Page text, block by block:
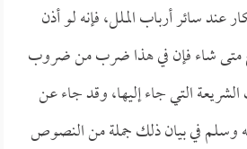
عند سائر أرباب الملل، فإنه لو أذن
متى شاء فإن في هذا ضرب من ضروب
الشريعة التي جاء إليها، وقد جاء عن
وسلم في بيان ذلك جملة من النصوص